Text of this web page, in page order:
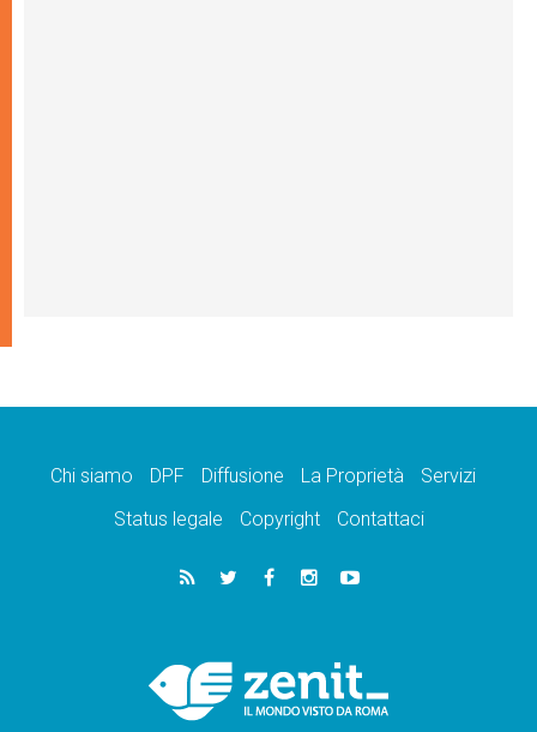
Chi siamo DPF Diffusione La Proprietà
Servizi
Status legale
Copyright Contattaci